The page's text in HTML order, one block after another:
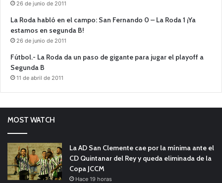
26 de junio de 2011
La Roda habló en el campo: San Fernando 0 – La Roda 1 ¡Ya
estamos en segunda B!
26 de junio de 2011
Fútbol.- La Roda da un paso de gigante para jugar el playoff a
Segunda B
11 de abril de 2011
MOST WATCH
La AD San Clemente cae por la mínima ante el
CD Quintanar del Rey y queda eliminada de la
Copa JCCM
Hace 19 horas